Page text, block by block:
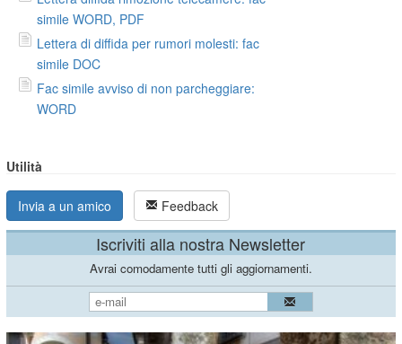
simile WORD, PDF
Lettera di diffida per rumori molesti: fac
simile DOC
Fac simile avviso di non parcheggiare:
WORD
Utilità
Invia a un amico Feedback
Iscriviti alla nostra Newsletter
Avrai comodamente tutti gli aggiornamenti.